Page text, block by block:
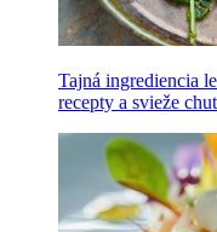
Tajná ingrediencia
recepty a svieže